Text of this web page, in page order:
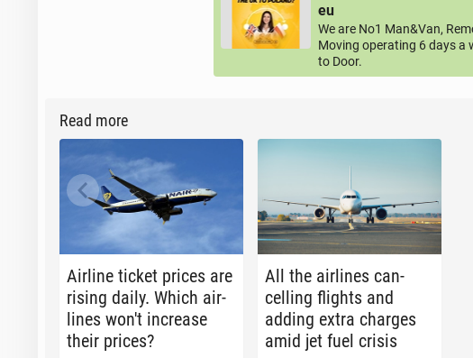
eu
We are No1 Man&Van,
Moving operating 6 days a
to Door.
Read more
Airline ticket prices are
rising daily. Which air­
lines won't in­crease
their prices?
All the air­lines can­
celling flights and
adding extra charges
amid jet fuel crisis